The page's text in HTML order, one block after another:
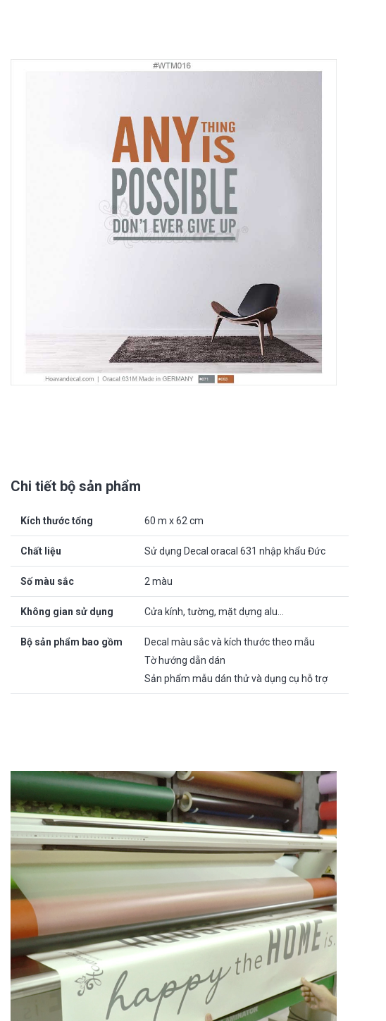
Chi tiết bộ sản phẩm
Kích thước tổng 60 m x 62 cm
Chất liệu Sử dụng Decal oracal 631 nhập khẩu Đức
Số màu sắc 2 màu
Không gian sử dụng Cửa kính, tường, mặt dựng alu…
Bộ sản phẩm bao gồm
Decal màu sắc và kích thước theo mẫu
Tờ hướng dẫn dán
Sản phẩm mẫu dán thử và dụng cụ hỗ trợ